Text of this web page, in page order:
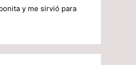
y me sirvió para